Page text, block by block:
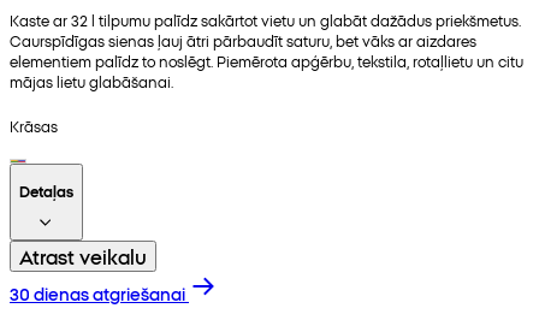
Kaste ar 32 l tilpumu palīdz sakārtot vietu un glabāt dažādus priekšmetus.
Caurspīdīgas sienas ļauj ātri pārbaudīt saturu, bet vāks ar aizdares
elementiem palīdz to noslēgt. Piemērota apģērbu, tekstila, rotaļlietu un citu
mājas lietu glabāšanai.
Krāsas
Detaļas
Atrast veikalu
30 dienas atgriešanai